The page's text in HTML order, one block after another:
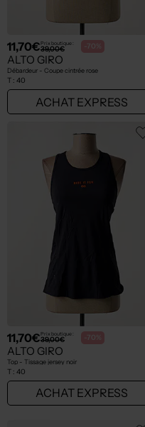
11,70€Prix boutique :
39,00€ -70%
ALTO GIRO
Débardeur - Coupe cintrée rose
T : 40
ACHAT EXPRESS
11,70€Prix boutique :
39,00€ -70%
ALTO GIRO
Top - Tissage jersey noir
T : 40
ACHAT EXPRESS